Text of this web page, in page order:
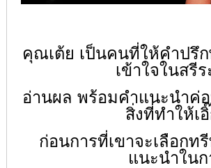
คุณเต้ย เป็นคนที่ให้คำปรึ
เข้าใจในสรี
อ่านผล พร้อมคำแนะนำค่
สิ่งที่ทำให้เ
ก่อนการที่เขาจะเลือกท
แนะนำใน